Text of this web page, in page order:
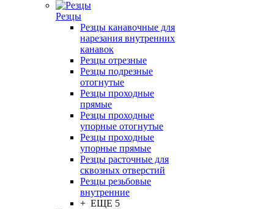
Резцы
Резцы канавочные для
нарезания внутренних
канавок
Резцы отрезные
Резцы подрезные
отогнутые
Резцы проходные
прямые
Резцы проходные
упорные отогнутые
Резцы проходные
упорные прямые
Резцы расточные для
сквозных отверстий
Резцы резьбовые
внутренние
+ ЕЩЕ 5